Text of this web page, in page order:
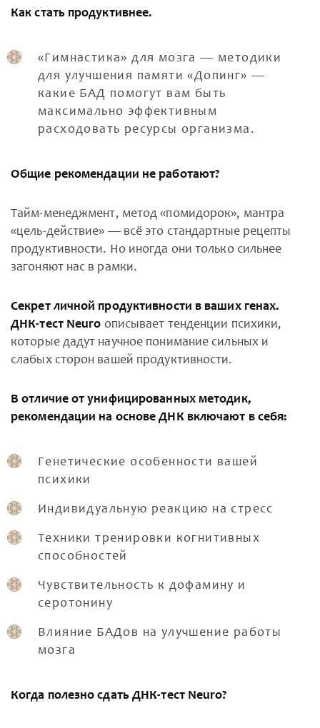
Как стать продуктивнее.
«Гимнастика» для мозга — методики
для улучшения памяти «Допинг» —
какие БАД помогут вам быть
максимально эффективным
расходовать ресурсы организма.
Общие рекомендации не работают?
Тайм-менеджмент, метод «помидорок», мантра
«цель-действие» — всё это стандартные рецепты
продуктивности. Но иногда они только сильнее
загоняют нас в рамки.
Секрет личной продуктивности в ваших генах.
ДНК-тест Neuro описывает тенденции психики,
которые дадут научное понимание сильных и
слабых сторон вашей продуктивности.
В отличие от унифицированных методик,
рекомендации на основе ДНК включают в себя:
Генетические особенности вашей
психики
Индивидуальную реакцию на стресс
Техники тренировки когнитивных
способностей
Чувствительность к дофамину и
серотонину
Влияние БАДов на улучшение работы
мозга
Когда полезно сдать ДНК-тест Neuro?